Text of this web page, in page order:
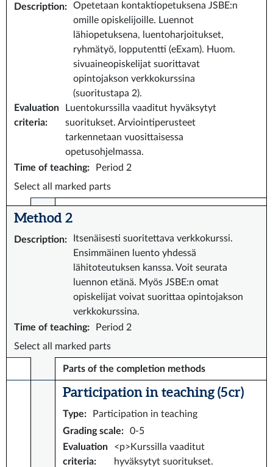
Description:
Opetetaan kontaktiopetuksena JSBE:n
omille opiskelijoille. Luennot
lähiopetuksena, luentoharjoitukset,
ryhmätyö, lopputentti (eExam). Huom.
sivuaineopiskelijat suorittavat
opintojakson verkkokurssina
(suoritustapa 2).
Evaluation
criteria:
Luentokurssilla vaaditut hyväksytyt
suoritukset. Arviointiperusteet
tarkennetaan vuosittaisessa
opetusohjelmassa.
Time of teaching:
Period 2
Select all marked parts
Method 2
Description:
Itsenäisesti suoritettava verkkokurssi.
Ensimmäinen luento yhdessä
lähitoteutuksen kanssa. Voit seurata
luennon etänä. Myös JSBE:n omat
opiskelijat voivat suorittaa opintojakson
verkkokurssina.
Time of teaching:
Period 2
Select all marked parts
Parts of the completion methods
Participation in teaching (5 cr)
Type:
Participation in teaching
Grading scale:
0-5
Evaluation
criteria:
<p>Kurssilla vaaditut
hyväksytyt suoritukset.